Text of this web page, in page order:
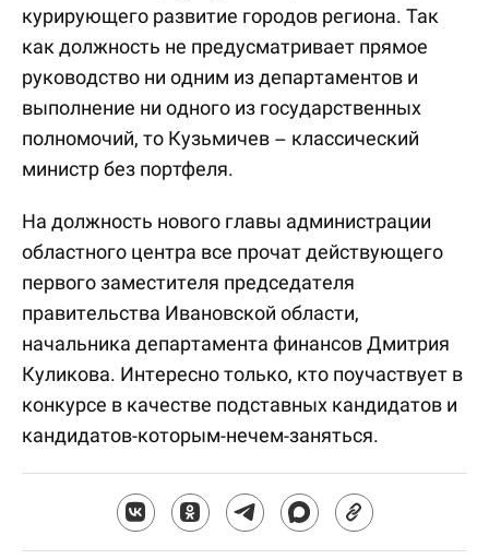
курирующего развитие городов региона. Так
как должность не предусматривает прямое
руководство ни одним из департаментов и
выполнение ни одного из государственных
полномочий, то Кузьмичев – классический
министр без портфеля.
На должность нового главы администрации
областного центра все прочат действующего
первого заместителя председателя
правительства Ивановской области,
начальника департамента финансов Дмитрия
Куликова. Интересно только, кто поучаствует в
конкурсе в качестве подставных кандидатов и
кандидатов-которым-нечем-заняться.